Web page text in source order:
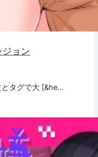
ョン
タグで大 [&he…